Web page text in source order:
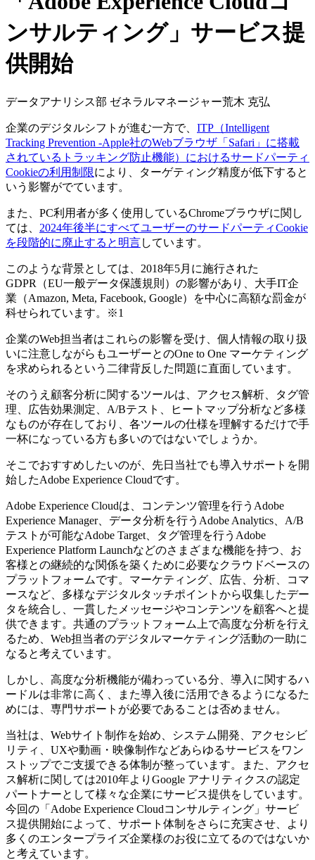
ンサルティング」サービス提
供開始
データアナリシス部 ゼネラルマネージャー荒木 克弘
企業のデジタルシフトが進む一方で、 ITP（Intelligent
Tracking Prevention -Apple社のWebブラウザ「Safari」に搭載
されているトラッキング防止機能）におけるサードパーティ
Cookieの利用制限により、ターゲティング精度が低下すると
いう影響がでています。
また、PC利用者が多く使用しているChromeブラウザに関し
ては、 2024年後半にすべてユーザーのサードパーティCookie
を段階的に廃止すると明言しています。
このような背景としては、2018年5月に施行された
GDPR（EU一般データ保護規則）の影響があり、大手IT企
業（Amazon, Meta, Facebook, Google）を中心に高額な罰金が
科せられています。※1
企業のWeb担当者はこれらの影響を受け、個人情報の取り扱
いに注意しながらもユーザーとのOne to One マーケティング
を求められるという二律背反した問題に直面しています。
そのうえ顧客分析に関するツールは、アクセス解析、タグ管
理、広告効果測定、A/Bテスト、ヒートマップ分析など多様
なものが存在しており、各ツールの仕様を理解するだけで手
一杯になっている方も多いのではないでしょうか。
そこでおすすめしたいのが、先日当社でも導入サポートを開
始したAdobe Experience Cloudです。
Adobe Experience Cloudは、コンテンツ管理を行うAdobe
Experience Manager、データ分析を行うAdobe Analytics、A/B
テストが可能なAdobe Target、タグ管理を行うAdobe
Experience Platform Launchなどのさまざまな機能を持つ、お
客様との継続的な関係を築くために必要なクラウドベースの
プラットフォームです。マーケティング、広告、分析、コマ
ースなど、多様なデジタルタッチポイントから収集したデー
タを統合し、一貫したメッセージやコンテンツを顧客へと提
供できます。共通のプラットフォーム上で高度な分析を行え
るため、Web担当者のデジタルマーケティング活動の一助に
なると考えています。
しかし、高度な分析機能が備わっている分、導入に関するハ
ードルは非常に高く、また導入後に活用できるようになるた
めには、専門サポートが必要であることは否めません。
当社は、Webサイト制作を始め、システム開発、アクセシビ
リティ、UXや動画・映像制作などあらゆるサービスをワン
ストップでご支援できる体制が整っています。また、アクセ
ス解析に関しては2010年よりGoogle アナリティクスの認定
パートナーとして様々な企業にサービス提供をしています。
今回の「Adobe Experience Cloudコンサルティング」サービ
ス提供開始によって、サポート体制をさらに充実させ、より
多くのエンタープライズ企業様のお役に立てるのではないか
と考えています。